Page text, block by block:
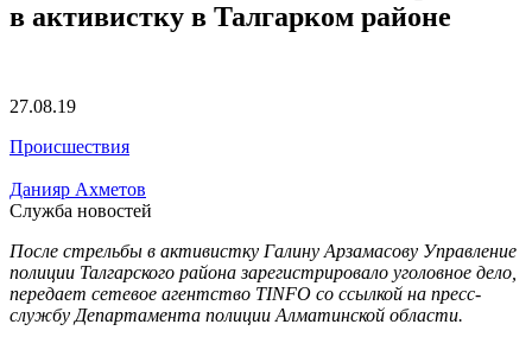
в активистку в Талгарком районе
27.08.19
Происшествия
Данияр Ахметов
Служба новостей
После стрельбы в активистку Галину Арзамасову Управление
полиции Талгарского района зарегистрировало уголовное дело,
передает сетевое агентство TINFO со ссылкой на пресс-
службу Департамента полиции Алматинской области.